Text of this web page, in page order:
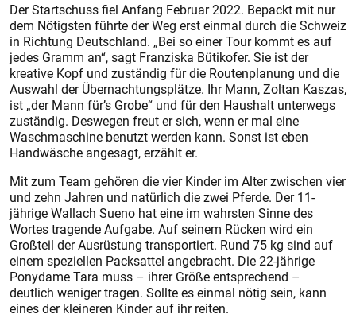
Der Startschuss fiel Anfang Februar 2022. Bepackt mit nur
dem Nötigsten führte der Weg erst einmal durch die Schweiz
in Richtung Deutschland. „Bei so einer Tour kommt es auf
jedes Gramm an“, sagt Franziska Bütikofer. Sie ist der
kreative Kopf und zuständig für die Routenplanung und die
Auswahl der Übernachtungsplätze. Ihr Mann, Zoltan Kaszas,
ist „der Mann für’s Grobe“ und für den Haushalt unterwegs
zuständig. Deswegen freut er sich, wenn er mal eine
Waschmaschine benutzt werden kann. Sonst ist eben
Handwäsche angesagt, erzählt er.
Mit zum Team gehören die vier Kinder im Alter zwischen vier
und zehn Jahren und natürlich die zwei Pferde. Der 11-
jährige Wallach Sueno hat eine im wahrsten Sinne des
Wortes tragende Aufgabe. Auf seinem Rücken wird ein
Großteil der Ausrüstung transportiert. Rund 75 kg sind auf
einem speziellen Packsattel angebracht. Die 22-jährige
Ponydame Tara muss – ihrer Größe entsprechend –
deutlich weniger tragen. Sollte es einmal nötig sein, kann
eines der kleineren Kinder auf ihr reiten.